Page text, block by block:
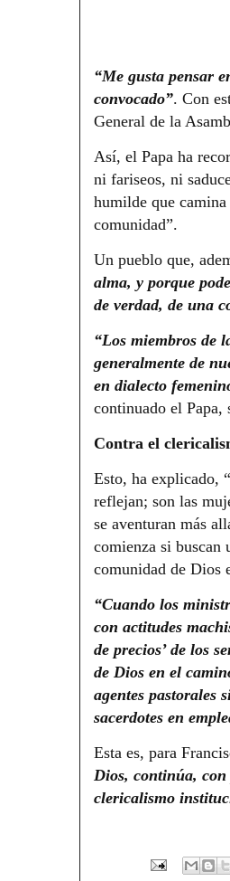
“Me gusta pensar
convocado”. Con
General de la
Así, el Papa ha
ni fariseos, ni
humilde que
comunidad”.
Un pueblo que,
alma, y ​​porque
de verdad, de una
“Los miembros de
generalmente de
en dialecto
continuado el Papa,
Contra el
Esto, ha explicado,
reflejan; son las
se aventuran más
comienza si buscan
comunidad de Dios
“Cuando los
con actitudes
de precios’ de los
de Dios en el
agentes pastorales
sacerdotes en
Esta es, para
Dios, continúa,
clericalismo